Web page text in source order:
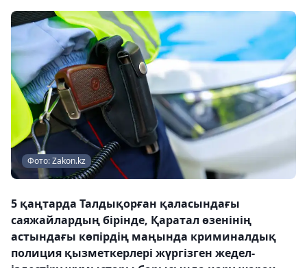
Фото: Zakon.kz
5 қаңтарда Талдықорған қаласындағы
саяжайлардың бірінде, Қаратал өзенінің
астындағы көпірдің маңында криминалдық
полиция қызметкерлері жүргізген жедел-